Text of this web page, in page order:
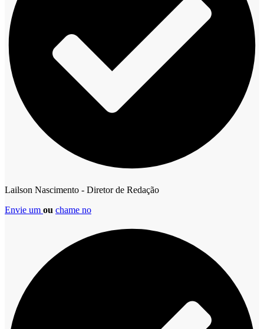
Lailson Nascimento - Diretor de Redação
Envie um ou chame no